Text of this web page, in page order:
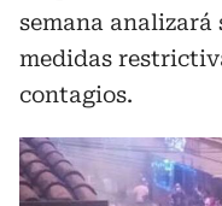
semana analizará
medidas
contagios.